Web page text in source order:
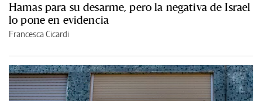
Hamas para su desarme, pero la negativa de Israel
lo pone en evidencia
Francesca Cicardi